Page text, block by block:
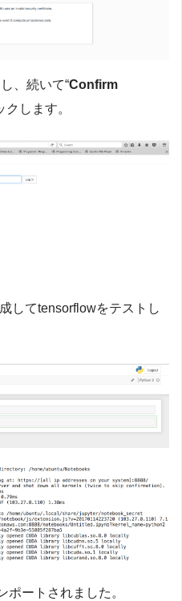
、続いて“Confirm
クします。
してtensorflowをテストし
ポートされました。